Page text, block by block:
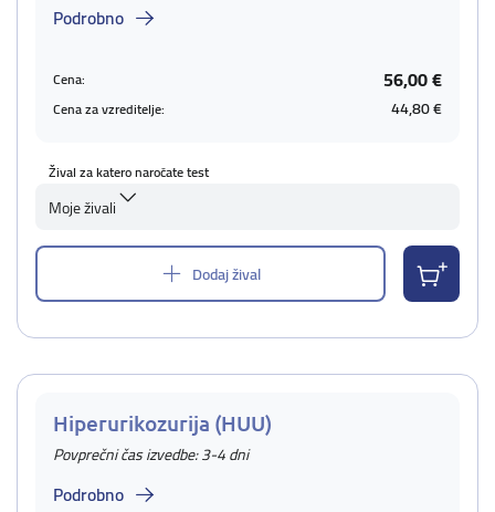
Podrobno
Cena: 56,00 €
Cena za vzreditelje: 44,80 €
Žival za katero naročate test
Moje živali
Dodaj žival
Hiperurikozurija (HUU)
Povprečni čas izvedbe: 3-4 dni
Podrobno